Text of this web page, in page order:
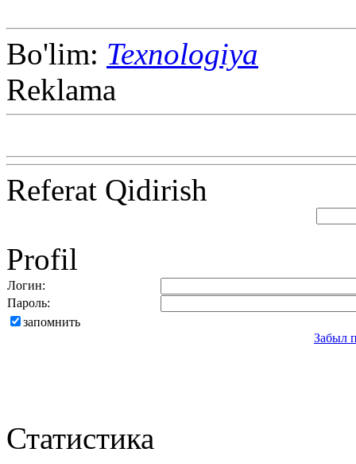
Bo'lim: Texnologiya
Reklama
Referat Qidirish
Profil
Логин:
Пароль:
запомнить
Забыл
Статистика